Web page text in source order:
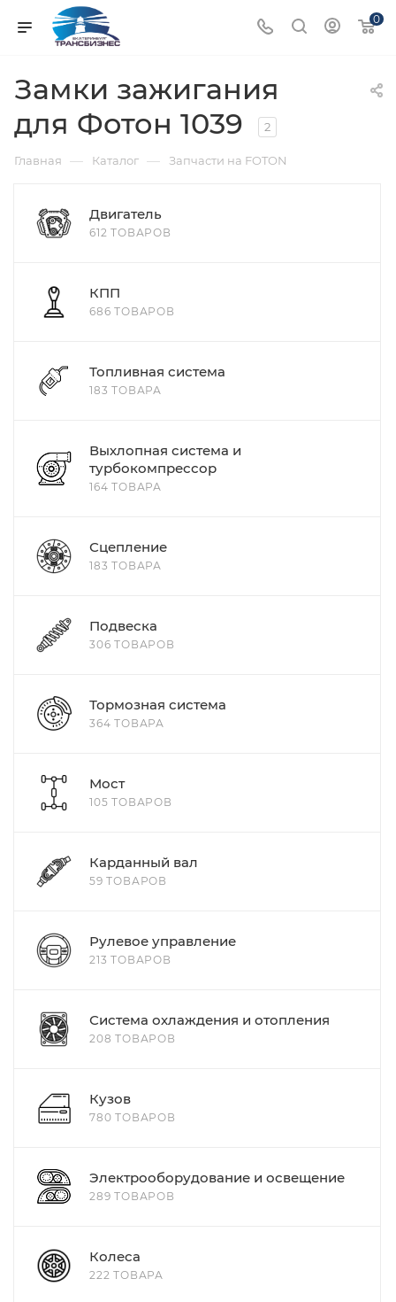
0
Замки зажигания
для Фотон 1039
2
Главная — Каталог — Запчасти на FOTON
Двигатель
612 ТОВАРОВ
КПП
686 ТОВАРОВ
Топливная система
183 ТОВАРА
Выхлопная система и
турбокомпрессор
164 ТОВАРА
Сцепление
183 ТОВАРА
Подвеска
306 ТОВАРОВ
Тормозная система
364 ТОВАРА
Мост
105 ТОВАРОВ
Карданный вал
59 ТОВАРОВ
Рулевое управление
213 ТОВАРОВ
Система охлаждения и отопления
208 ТОВАРОВ
Кузов
780 ТОВАРОВ
Электрооборудование и освещение
289 ТОВАРОВ
Колеса
222 ТОВАРА